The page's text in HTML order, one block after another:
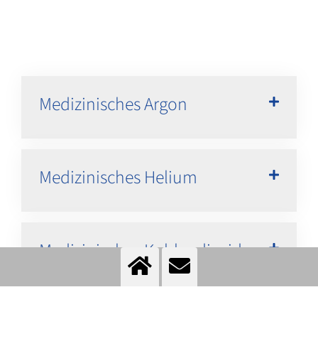
Medizinisches Argon
Medizinisches Helium
Medizinisches Kohlendioxid